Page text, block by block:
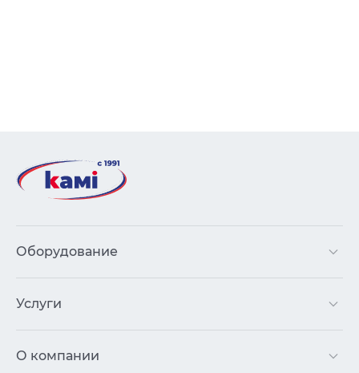
Оборудование
Услуги
О компании